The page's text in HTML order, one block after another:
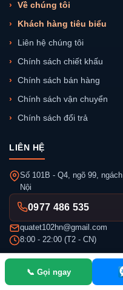
📞 Gọi ngay
Về chúng tôi
Khách hàng tiêu biểu
Liên hệ chúng tôi
Chính sách chiết khấu
Chính sách bán hàng
Chính sách vận chuyển
Chính sách đổi trả
LIÊN HỆ
Số 101B - Q4, ngõ 99,
Nội
0977 486 535
quatet102hn@gmail.com
8:00 - 22:00 (T2 - CN)
Công ty CP Đầu tư Gifts Việt